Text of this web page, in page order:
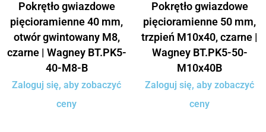
Pokrętło gwiazdowe
pięcioramienne 40 mm,
otwór gwintowany M8,
czarne | Wagney BT.PK5-
40-M8-B
Zaloguj się, aby zobaczyć
ceny
Pokrętło gwiazdowe
pięcioramienne 50 mm,
trzpień M10x40, czarne |
Wagney BT.PK5-50-
M10x40B
Zaloguj się, aby zobaczyć
ceny